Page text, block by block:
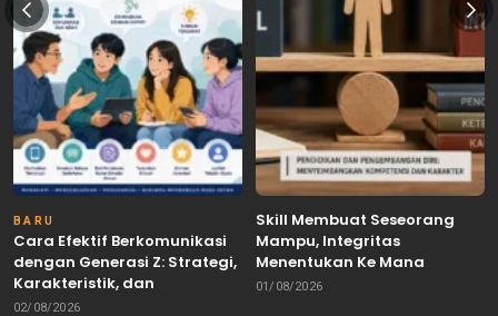
BARU
Cara Efektif Berkomunikasi
dengan Generasi Z: Strategi,
Karakteristik, dan
Tantangannya
02/08/2026
Skill Membuat Seseorang
Mampu, Integritas
Menentukan Ke Mana
Kemampuan Itu Dibawa
01/08/2026